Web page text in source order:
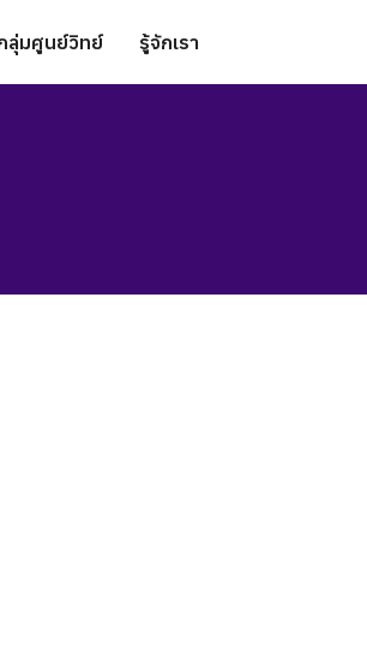
ลุ่มศูนย์วิทย์ รู้จักเรา